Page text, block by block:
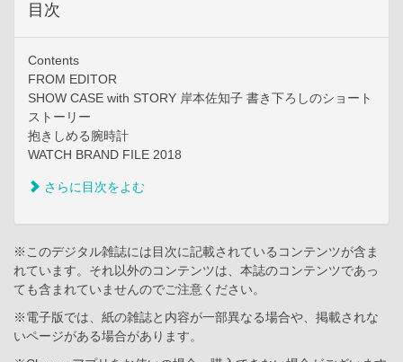
目次
Contents
FROM EDITOR
SHOW CASE with STORY 岸本佐知子 書き下ろしのショート
ストーリー
抱きしめる腕時計
WATCH BRAND FILE 2018
さらに目次をよむ
※このデジタル雑誌には目次に記載されているコンテンツが含ま
れています。それ以外のコンテンツは、本誌のコンテンツであっ
ても含まれていませんのでご注意ください。
※電子版では、紙の雑誌と内容が一部異なる場合や、掲載されな
いページがある場合があります。